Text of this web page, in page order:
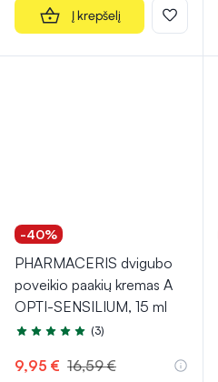
Į krepšelį
-40%
PHARMACERIS dvigubo
poveikio paakių kremas A
OPTI-SENSILIUM, 15 ml
Įvertinimas 5.0 iš 5
(3)
9,95 € 16,59 €